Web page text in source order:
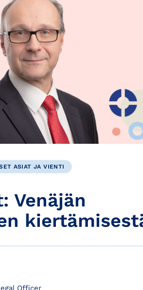
ASIAT JA VIENTI
Venäjän
Officer